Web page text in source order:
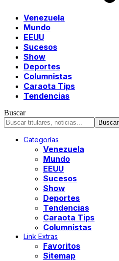
Venezuela
Mundo
EEUU
Sucesos
Show
Deportes
Columnistas
Caraota Tips
Tendencias
Buscar
Categorías
Venezuela
Mundo
EEUU
Sucesos
Show
Deportes
Tendencias
Caraota Tips
Columnistas
Link Extras
Favoritos
Sitemap